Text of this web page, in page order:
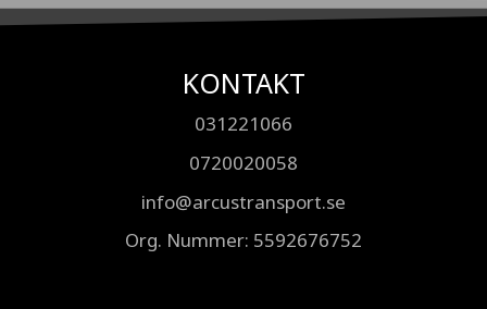
KONTAKT
031221066
0720020058
info@arcustransport.se
Org. Nummer: 5592676752